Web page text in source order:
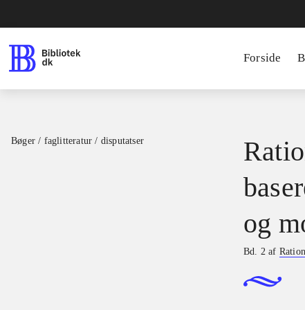
Forside
Bøger / faglitteratur / disputatser
og
Bd. 2 af